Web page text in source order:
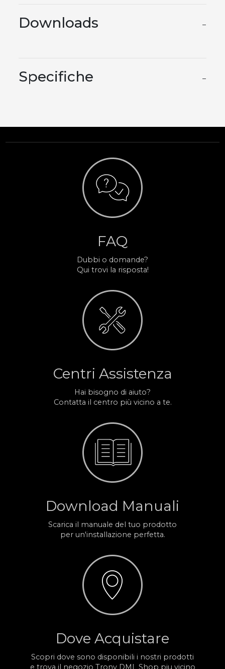
Downloads −
Specifiche −
FAQ
Dubbi o domande?
Qui trovi la risposta!
Centri Assistenza
Hai bisogno di aiuto?
Contatta il centro più vicino a te.
Download Manuali
Scarica il manuale del tuo prodotto
per un'installazione perfetta.
Dove Acquistare
Scopri dove sono disponibili i nostri prodotti
e trova il negozio Trony DML Shop piu vicino